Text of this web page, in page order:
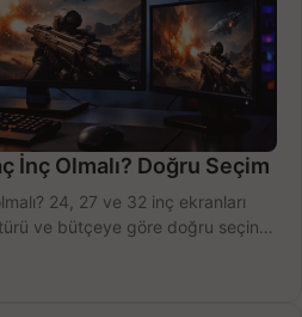
İnç Olmalı? Doğru Seçim
24, 27 ve 32 inç ekranları
ve bütçeye göre doğru seçin,